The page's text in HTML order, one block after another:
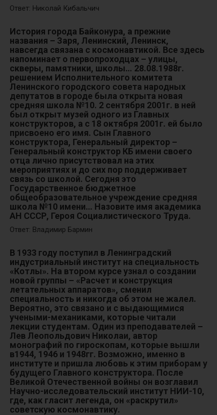
Ответ: Николай Кибальчич
История города Байконура, а прежние
названия – Заря, Ленинский, Ленинск,
навсегда связана с космонавтикой. Все здесь
напоминает о первопроходцах – улицы,
скверы, памятники, школы… 28.08.1988г.
решением Исполнительного комитета
Ленинского городского совета народных
депутатов в городе была открыта новая
средняя школа №10. 2 сентября 2001г. в ней
был открыт музей одного из Главных
конструкторов, а с 18 октября 2001г. ей было
присвоено его имя. Сын Главного
конструктора, Генеральный директор –
Генеральный конструктор КБ имени своего
отца лично присутствовал на этих
мероприятиях и до сих пор поддерживает
связь со школой. Сегодня это
Государственное бюджетное
общеобразовательное учреждение средняя
школа №10 имени… Назовите имя академика
АН СССР, Героя Социалистического Труда.
Ответ: Владимир Бармин
В 1933 году поступил в Ленинградский
индустриальный институт на специальность
«Котлы». На втором курсе узнал о создании
новой группы – «Расчет и конструкция
летательных аппаратов», сменил
специальность и никогда об этом не жалел.
Вероятно, это связано и с выдающимися
учеными-механиками, которые читали
лекции студентам. Один из преподавателей –
Лев Леопольдович Николаи, автор
монографий по гироскопам, которые вышли
в1944, 1946 и 1948гг. Возможно, именно в
институте и пришла любовь к этим приборам у
будущего Главного конструктора. После
Великой Отечественной войны он возглавил
Научно-исследовательский институт НИИ-10,
где, как гласит легенда, он «раскрутил»
советскую космонавтику.